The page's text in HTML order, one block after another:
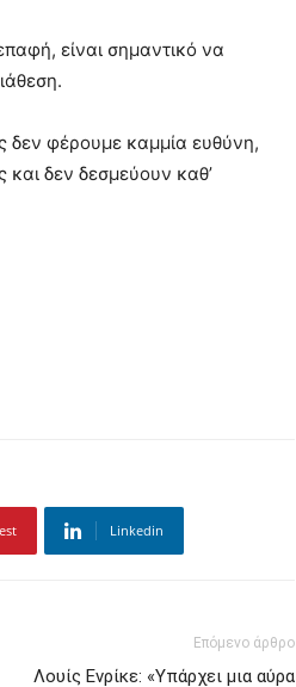
είναι σημαντικό να
δεν φέρουμε καμμία ευθύνη,
δεν δεσμεύουν καθ’
Linkedin
Επόμενο άρθρο
Λουίς Ενρίκε: «Υπάρχει μια αύρα